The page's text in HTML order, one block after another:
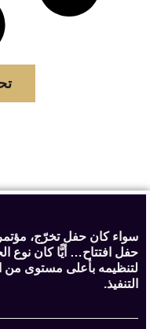
سواء كان حفل تخرّج،
حفل افتتاح… أيًّا كان نوع
لتنظيمه بأعلى مستوى من
التنفيذ.